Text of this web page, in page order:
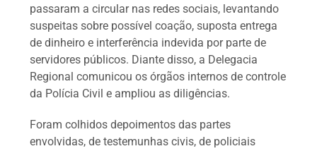
passaram a circular nas redes sociais, levantando
suspeitas sobre possível coação, suposta entrega
de dinheiro e interferência indevida por parte de
servidores públicos. Diante disso, a Delegacia
Regional comunicou os órgãos internos de controle
da Polícia Civil e ampliou as diligências.
Foram colhidos depoimentos das partes
envolvidas, de testemunhas civis, de policiais